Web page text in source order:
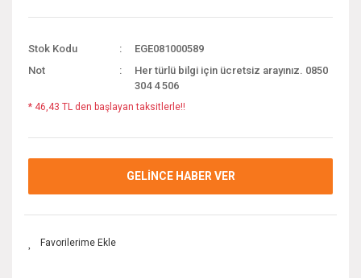
Stok Kodu
EGE081000589
Not
Her türlü bilgi için ücretsiz arayınız. 0850
304 4 506
* 46,43 TL den başlayan taksitlerle!!
GELİNCE HABER VER